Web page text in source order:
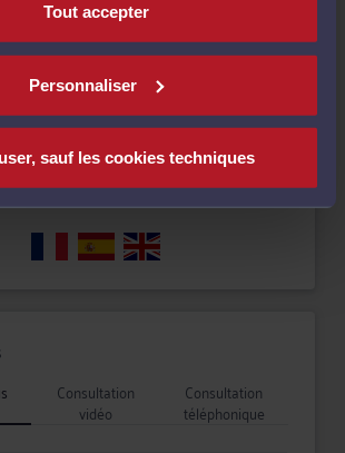
Tout accepter
Personnaliser
sauf les cookies techniques
divorce, séparation
et de la consommation
Consultation
vidéo
Consultation
téléphonique